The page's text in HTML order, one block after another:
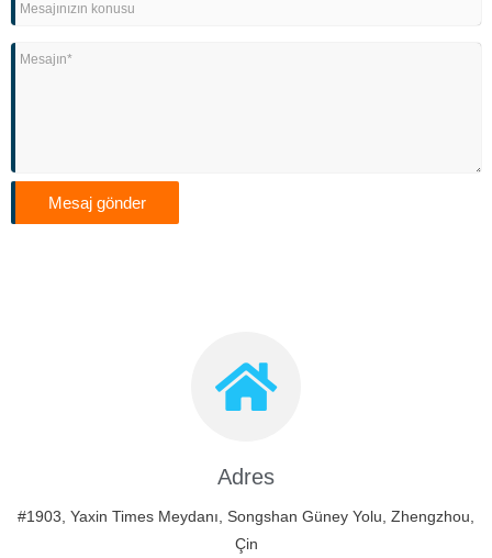
Mesaj gönder
Adres
#1903, Yaxin Times Meydanı, Songshan Güney Yolu, Zhengzhou,
Çin